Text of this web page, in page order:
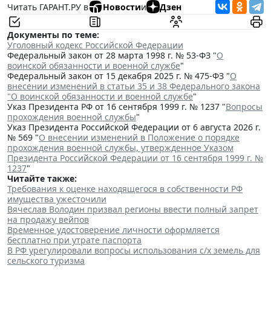
Читать ГАРАНТ.РУ в
Новостии Дзен
Документы по теме:
Уголовный кодекс Российской Федерации
Федеральный закон от 28 марта 1998 г. № 53-ФЗ "О
воинской обязанности и военной службе"
Федеральный закон от 15 декабря 2025 г. № 475-ФЗ "О
внесении изменений в статьи 35 и 38 Федерального закона
"О воинской обязанности и военной службе"
Указ Президента РФ от 16 сентября 1999 г. № 1237 "Вопросы
прохождения военной службы"
Указ Президента Российской Федерации от 6 августа 2026 г.
№ 569 "О внесении изменений в Положение о порядке
прохождения военной службы, утвержденное Указом
Президента Российской Федерации от 16 сентября 1999 г. №
1237"
Читайте также:
Требования к оценке находящегося в собственности РФ
имущества ужесточили
Вячеслав Володин призвал регионы ввести полный запрет
на продажу вейпов
Временное удостоверение личности оформляется
бесплатно при утрате паспорта
В РФ урегулировали вопросы использования с/х земель для
сельского туризма